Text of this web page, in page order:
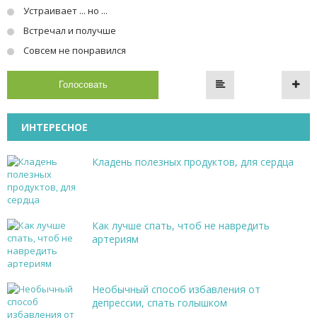
Устраивает ... но ...
Встречал и получше
Совсем не понравился
Голосовать
ИНТЕРЕСНОЕ
Кладень полезных продуктов, для сердца
Как лучше спать, чтоб не навредить
артериям
Необычный способ избавления от
депрессии, спать голышком